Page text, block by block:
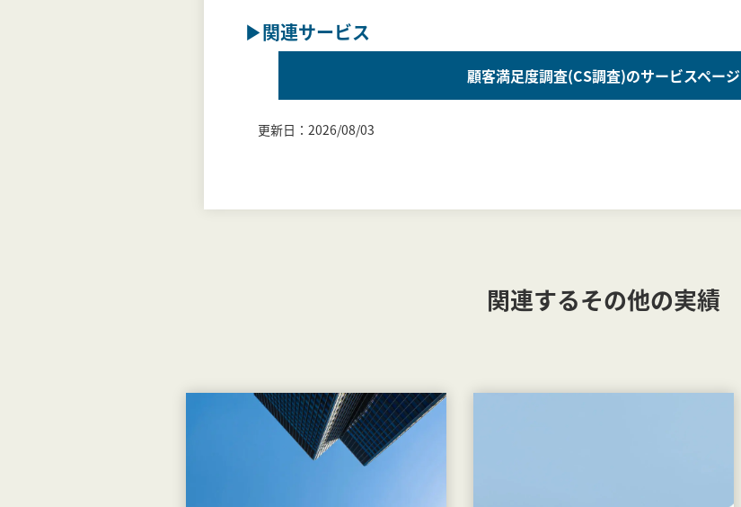
▶関連サービス
顧客満足度調査(CS調査)のサービスページ
更新日：2026/08/03
関連するその他の実績